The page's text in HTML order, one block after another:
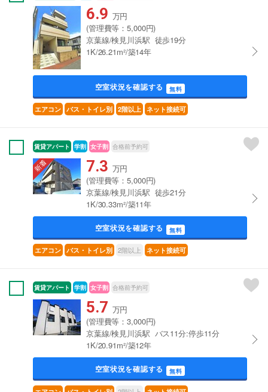
6.9 万円
(管理費等：5,000円)
京葉線/検見川浜駅 徒歩19分
1K/26.21m²/築14年
空室状況を確認する 無料
エアコン バス・トイレ別 2階以上 ネット接続可
賃貸アパート 学割 女子割 合格前予約可
7.3 万円
(管理費等：5,000円)
京葉線/検見川浜駅 徒歩21分
1K/30.33m²/築11年
空室状況を確認する 無料
エアコン バス・トイレ別 2階以上 ネット接続可
賃貸アパート 学割 女子割 合格前予約可
5.7 万円
(管理費等：3,000円)
京葉線/検見川浜駅 バス11分:停歩11分
1K/20.91m²/築12年
空室状況を確認する 無料